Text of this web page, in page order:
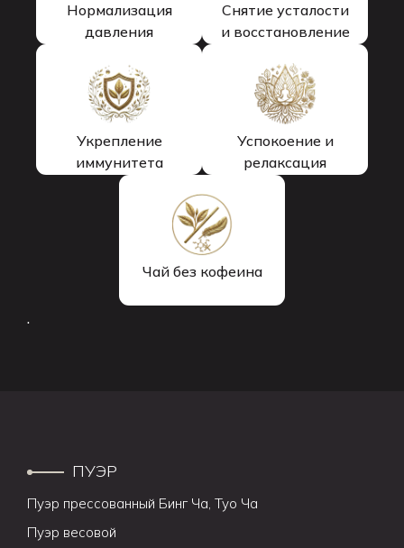
Нормализация
давления
Снятие усталости
и восстановление
Укрепление
иммунитета
Успокоение и
релаксация
Чай без кофеина
.
ПУЭР
Пуэр прессованный Бинг Ча, Туо Ча
Пуэр весовой